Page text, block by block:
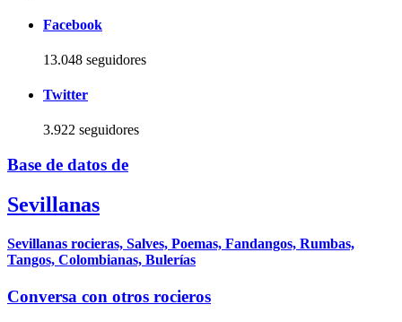
Facebook
13.048 seguidores
Twitter
3.922 seguidores
Base de datos de
Sevillanas
Sevillanas rocieras, Salves, Poemas, Fandangos, Rumbas,
Tangos, Colombianas, Bulerías
Conversa con otros rocieros